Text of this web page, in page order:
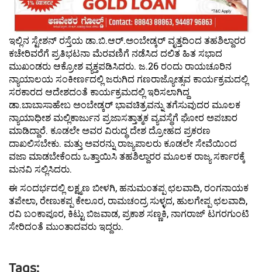
ಇಲ್ಲಿನ ಸ್ಟೇಶನ್ ರಸ್ತೆಯ ಡಾ.ಬಿ.ಆರ್.ಅಂಬೇಡ್ಕರ್ ವೃತ್ತದಿಂದ ತಹಶಿಲ್ದಾರರ
ಕಚೇರಿವರೆಗೆ ಪ್ರತಿಭಟನಾ ಮೆರವಣಿಗೆ ನಡೆಸಿದ ದಲಿತ ಹಿತ ಸಭಾದ
ಮುಖಂಡರು ಆಕ್ರೋಶ ವ್ಯಕ್ತಪಡಿಸಿದರು. ಜ.26 ರಂದು ರಾಯಚೂರಿನ
ನ್ಯಾಯಾಲಯ ಸಂಕೀರ್ಣದಲ್ಲಿ ಜರುಗಿದ ಗಣರಾಜ್ಯೋತ್ಸವ ಕಾರ್ಯಕ್ರಮದಲ್ಲಿ
ಸರಕಾರದ ಆದೇಶದಂತೆ ಕಾರ್ಯಕ್ರಮದಲ್ಲಿ ಇರಿಸಲಾಗಿದ್ದ
ಡಾ.ಬಾಬಾಸಾಹೇಬ ಅಂಬೇಡ್ಕರ್ ಭಾವಚಿತ್ರವನ್ನು ತಗೆಸುವುದರ ಮೂಲಕ
ನ್ಯಾಯಾಧೀಶ ಮಲ್ಲಿಕಾರ್ಜುನ ಪ್ರಜಾಸತ್ತಾತ್ಮಕ ವ್ಯವಸ್ಥೆಗೆ ಘೋರ ಅಪಚಾರ
ಮಾಡಿದ್ದಾರೆ. ಕೂಡಲೇ ಅವರ ವಿರುದ್ಧ ದೇಶ ದ್ರೋಹದ ಪ್ರಕರಣ
ದಾಖಲಿಸಬೇಕು. ಮತ್ತು ಅವರನ್ನು ರಾಜ್ಯಪಾಲರು ಕೂಡಲೇ ಸೇವೆಯಿಂದ
ವಜಾ ಮಾಡಬೇಕೆಂದು ಒತ್ತಾಯಿಸಿ ತಹಶಿಲ್ದಾರರ ಮೂಲಕ ರಾಜ್ಯ ಸರ್ಕಾರಕ್ಕೆ
ಮನವಿ ಸಲ್ಲಿಸಿದರು.
ಈ ಸಂದರ್ಭದಲ್ಲಿ ಲಕ್ಷ್ಮಣ ಬೀಳಗಿ, ಹನುಮಂತಪ್ಪ ಛಲವಾದಿ, ರಂಗನಾಯಕ
ತಪೇಲಾ, ರೇಣುಕಪ್ಪ ಕೇಲೂರ, ರಾಮಚಂದ್ರ ಸುಳ್ಳದ, ಹುಲಗೇಪ್ಪ ಛಲವಾದಿ,
ರವಿ ಬಂಕಾಪೂರ, ಕಿಟ್ಟು ಬಿಜವಾಡ, ಪ್ರಕಾಶ ಸಣ್ಣಕಿ, ನಾಗರಾಜ್ ಟಗರಗುಂಟಿ
ಸೇರಿದಂತೆ ಮುಂತಾದವರು ಇದ್ದರು.